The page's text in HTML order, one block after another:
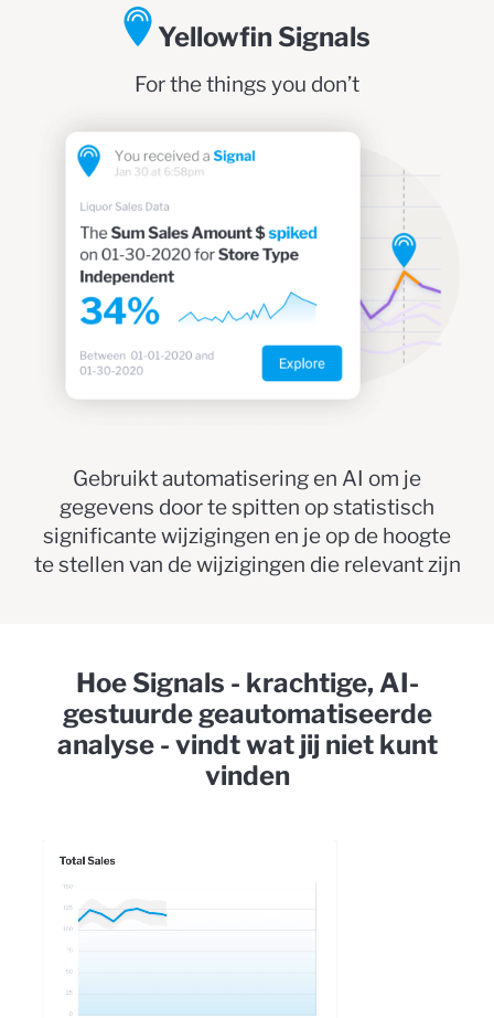
Yellowfin Signals
For the things you don’t
Gebruikt automatisering en AI om je
gegevens door te spitten op statistisch
significante wijzigingen en je op de hoogte
te stellen van de wijzigingen die relevant zijn
Hoe Signals - krachtige, AI-
gestuurde geautomatiseerde
analyse - vindt wat jij niet kunt
vinden